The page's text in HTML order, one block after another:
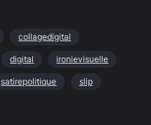
collagedigital
digital ironievisuelle
satirepolitique slip